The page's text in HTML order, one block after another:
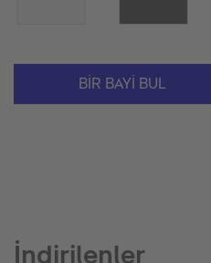
BIR BAYI BUL
İndirilenler